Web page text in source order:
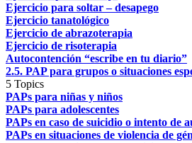
Ejercicio para soltar – desapego
Ejercicio tanatológico
Ejercicio de abrazoterapia
Ejercicio de risoterapia
Autocontención “escribe en tu diario”
2.5. PAP para grupos o situaciones
5 Topics
PAPs para niñas y niños
PAPs para adolescentes
PAPs en caso de suicidio o intento de
PAPs en situaciones de violencia de